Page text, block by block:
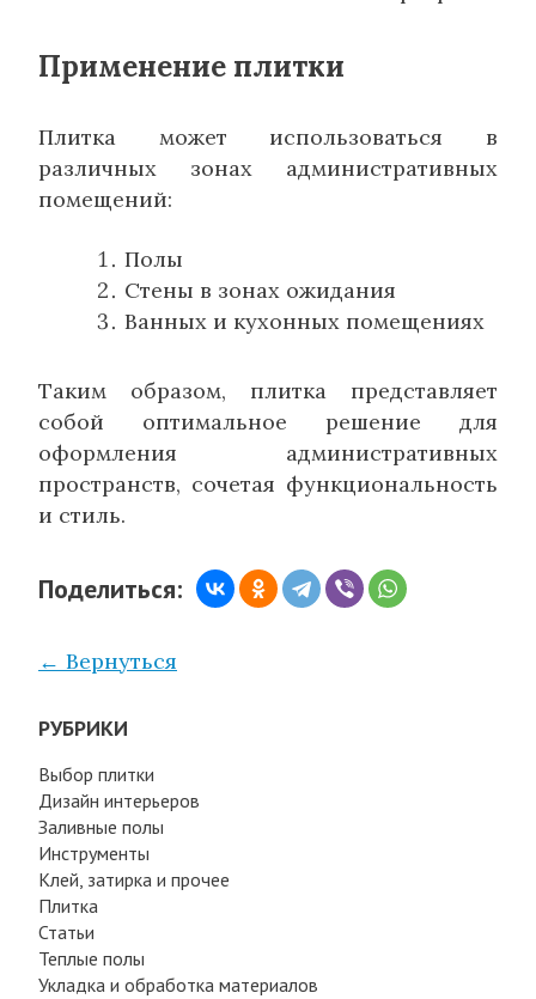
Применение плитки
Плитка может использоваться в
различных зонах административных
помещений:
Полы
Стены в зонах ожидания
Ванных и кухонных помещениях
Таким образом, плитка представляет
собой оптимальное решение для
оформления административных
пространств, сочетая функциональность
и стиль.
Поделиться:
← Вернуться
РУБРИКИ
Выбор плитки
Дизайн интерьеров
Заливные полы
Инструменты
Клей, затирка и прочее
Плитка
Статьи
Теплые полы
Укладка и обработка материалов